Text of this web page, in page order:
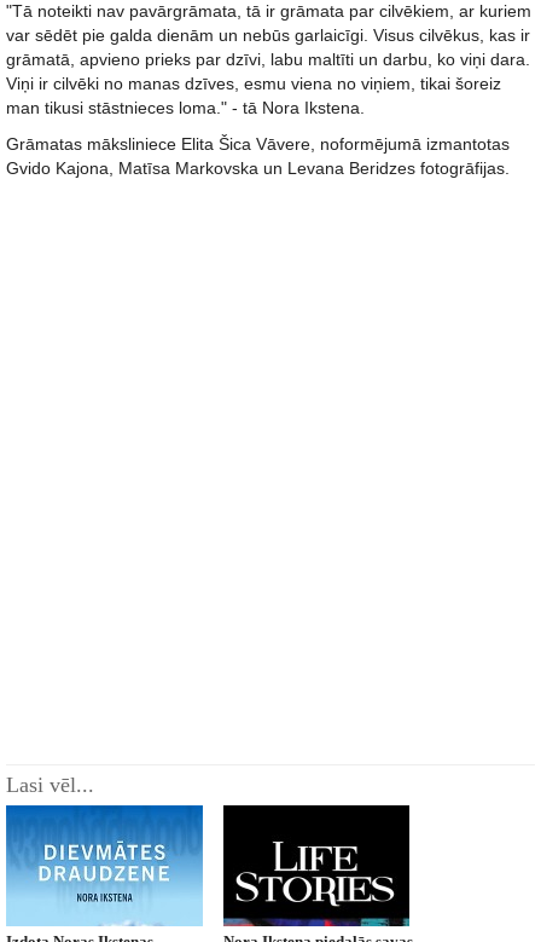
"Tā noteikti nav pavārgrāmata, tā ir grāmata par cilvēkiem, ar kuriem
var sēdēt pie galda dienām un nebūs garlaicīgi. Visus cilvēkus, kas ir
grāmatā, apvieno prieks par dzīvi, labu maltīti un darbu, ko viņi dara.
Viņi ir cilvēki no manas dzīves, esmu viena no viņiem, tikai šoreiz
man tikusi stāstnieces loma." - tā Nora Ikstena.
Grāmatas māksliniece Elita Šica Vāvere, noformējumā izmantotas
Gvido Kajona, Matīsa Markovska un Levana Beridzes fotogrāfijas.
Lasi vēl...